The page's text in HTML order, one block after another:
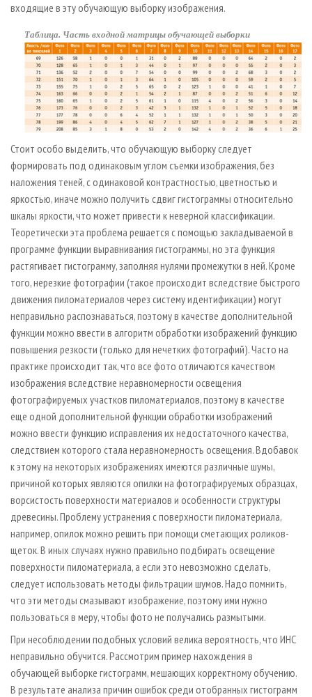
входящие в эту обучающую выборку изображения.
Таблица. Часть входной матрицы обучающей выборки
Стоит особо выделить, что обучающую выборку следует
формировать под одинаковым углом съемки изображения, без
наложения теней, с одинаковой контрастностью, цветностью и
яркостью, иначе можно получить сдвиг гистограммы относительно
шкалы яркости, что может привести к неверной классификации.
Теоретически эта проблема решается с помощью закладываемой в
программе функции выравнивания гистограммы, но эта функция
растягивает гистограмму, заполняя нулями промежутки в ней. Кроме
того, нерезкие фотографии (такое происходит вследствие быстрого
движения пиломатериалов через систему идентификации) могут
неправильно распознаваться, поэтому в качестве дополнительной
функции можно ввести в алгоритм обработки изображений функцию
повышения резкости (только для нечетких фотографий). Часто на
практике происходит так, что все фото отличаются качеством
изображения вследствие неравномерности освещения
фотографируемых участков пиломатериалов, поэтому в качестве
еще одной дополнительной функции обработки изображений
можно ввести функцию исправления их недостаточного качества,
следствием которого стала неравномерность освещения. Вдобавок
к этому на некоторых изображениях имеются различные шумы,
причиной которых являются опилки на фотографируемых образцах,
ворсистость поверхности материалов и особенности структуры
древесины. Проблему устранения с поверхности пиломатериала,
например, опилок можно решить при помощи сметающих роликов-
щеток. В иных случаях нужно правильно подбирать освещение
поверхности пиломатериала, а если это невозможно сделать,
следует использовать методы фильтрации шумов. Надо помнить,
что эти методы смазывают изображение, поэтому ими нужно
пользоваться в меру, чтобы фото не получались размытыми.
При несоблюдении подобных условий велика вероятность, что ИНС
неправильно обучится. Рассмотрим пример нахождения в
обучающей выборке гистограмм, мешающих корректному обучению.
В результате анализа причин ошибок среди отобранных гистограмм